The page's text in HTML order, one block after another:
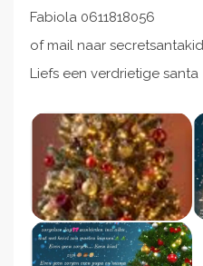
Fabiola 0611818056
of mail naar
Liefs een verdrietige santa